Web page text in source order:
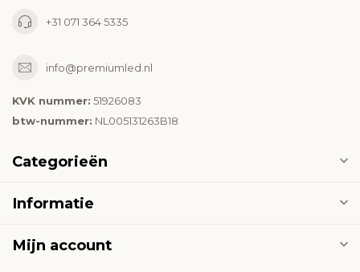
+31 071 364 5335
info@premiumled.nl
KVK nummer: 51926083
btw-nummer: NL005131263B18
Categorieën
Informatie
Mijn account